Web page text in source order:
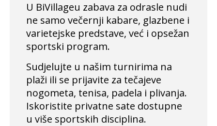
U BiVillageu zabava za odrasle nudi
ne samo večernji kabare, glazbene i
varietejske predstave, već i opsežan
sportski program.
Sudjelujte u našim turnirima na
plaži ili se prijavite za tečajeve
nogometa, tenisa, padela i plivanja.
Iskoristite privatne sate dostupne
u više sportskih disciplina.